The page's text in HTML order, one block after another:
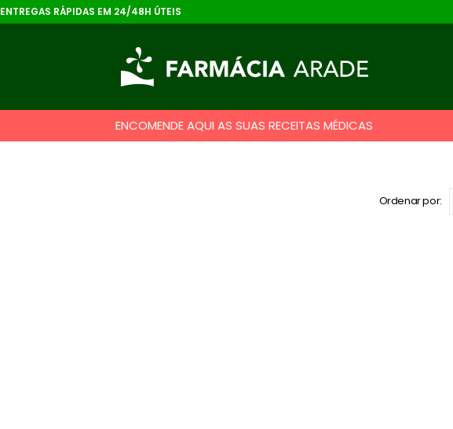
ENTREGAS RÁPIDAS EM 24/48H ÚTEIS
ENCOMENDE AQUI AS SUAS RECEITAS MÉDICAS
Ordenar por: